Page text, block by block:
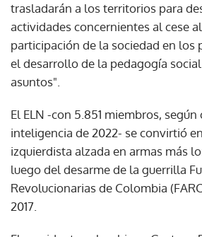
trasladarán a los territorios para
actividades concernientes al cese
participación de la sociedad en los
el desarrollo de la pedagogía
asuntos".
El ELN -con 5.851 miembros, según
inteligencia de 2022- se convirtió
izquierdista alzada en armas más
luego del desarme de la guerrilla
Revolucionarias de Colombia
2017.